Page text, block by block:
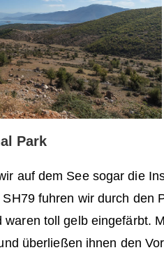
Park
auf dem See sogar die
fuhren wir durch den
waren toll gelb eingefärbt.
überließen ihnen den